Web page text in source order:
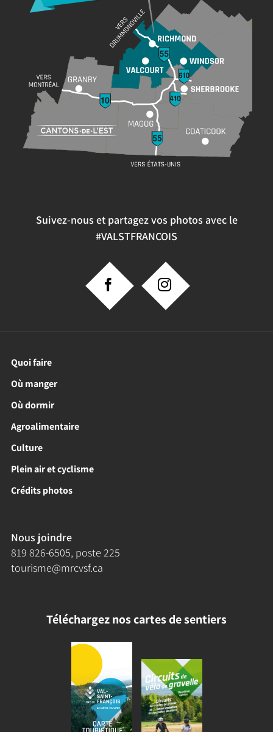
Suivez-nous et partagez vos photos avec le
#VALSTFRANCOIS
Quoi faire
Où manger
Où dormir
Agroalimentaire
Culture
Plein air et cyclisme
Crédits photos
Nous joindre
819 826-6505, poste 225
tourisme@mrcvsf.ca
Téléchargez nos cartes de sentiers